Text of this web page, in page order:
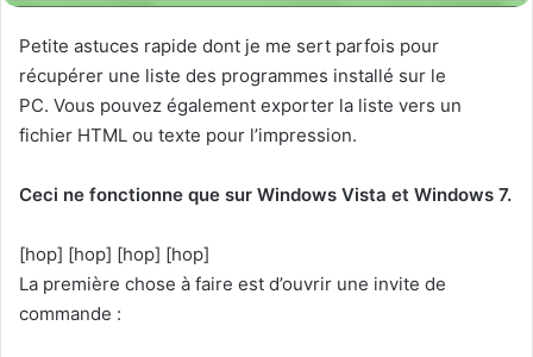
Petite astuces rapide dont je me sert parfois pour
récupérer une liste des programmes installé sur le
PC. Vous pouvez également exporter la liste vers un
fichier HTML ou texte pour l’impression.
Ceci ne fonctionne que sur Windows Vista et Windows 7.
[hop] [hop] [hop] [hop]
La première chose à faire est d’ouvrir une invite de
commande :